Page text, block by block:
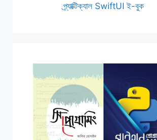
প্র্যাক্টিক্যাল SwiftUI ই-বুক